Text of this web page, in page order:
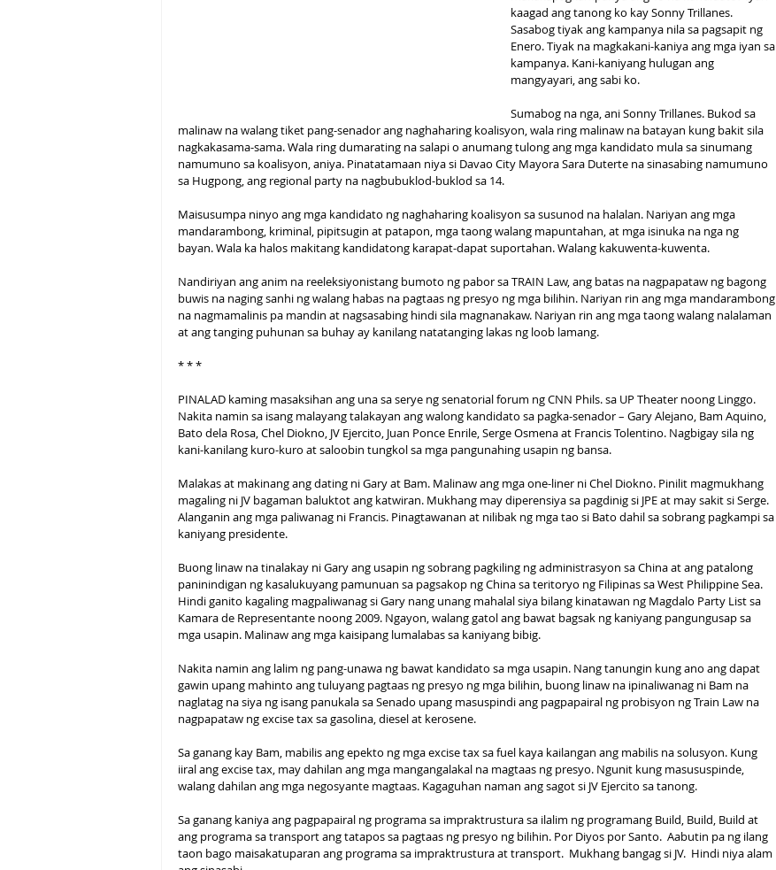
kaagad ang tanong ko kay Sonny Trillanes.
Sasabog tiyak ang kampanya nila sa pagsapit ng
Enero. Tiyak na magkakani-kaniya ang mga iyan sa
kampanya. Kani-kaniyang hulugan ang
mangyayari, ang sabi ko.
Sumabog na nga, ani Sonny Trillanes. Bukod sa
malinaw na walang tiket pang-senador ang naghaharing koalisyon, wala ring malinaw na batayan kung bakit sila
nagkakasama-sama. Wala ring dumarating na salapi o anumang tulong ang mga kandidato mula sa sinumang
namumuno sa koalisyon, aniya. Pinatatamaan niya si Davao City Mayora Sara Duterte na sinasabing namumuno
sa Hugpong, ang regional party na nagbubuklod-buklod sa 14.
Maisusumpa ninyo ang mga kandidato ng naghaharing koalisyon sa susunod na halalan. Nariyan ang mga
mandarambong, kriminal, pipitsugin at patapon, mga taong walang mapuntahan, at mga isinuka na nga ng
bayan. Wala ka halos makitang kandidatong karapat-dapat suportahan. Walang kakuwenta-kuwenta.
Nandiriyan ang anim na reeleksiyonistang bumoto ng pabor sa TRAIN Law, ang batas na nagpapataw ng bagong
buwis na naging sanhi ng walang habas na pagtaas ng presyo ng mga bilihin. Nariyan rin ang mga mandarambong
na nagmamalinis pa mandin at nagsasabing hindi sila magnanakaw. Nariyan rin ang mga taong walang nalalaman
at ang tanging puhunan sa buhay ay kanilang natatanging lakas ng loob lamang.
* * *
PINALAD kaming masaksihan ang una sa serye ng senatorial forum ng CNN Phils. sa UP Theater noong Linggo.
Nakita namin sa isang malayang talakayan ang walong kandidato sa pagka-senador – Gary Alejano, Bam Aquino,
Bato dela Rosa, Chel Diokno, JV Ejercito, Juan Ponce Enrile, Serge Osmena at Francis Tolentino. Nagbigay sila ng
kani-kanilang kuro-kuro at saloobin tungkol sa mga pangunahing usapin ng bansa.
Malakas at makinang ang dating ni Gary at Bam. Malinaw ang mga one-liner ni Chel Diokno. Pinilit magmukhang
magaling ni JV bagaman baluktot ang katwiran. Mukhang may diperensiya sa pagdinig si JPE at may sakit si Serge.
Alanganin ang mga paliwanag ni Francis. Pinagtawanan at nilibak ng mga tao si Bato dahil sa sobrang pagkampi sa
kaniyang presidente.
Buong linaw na tinalakay ni Gary ang usapin ng sobrang pagkiling ng administrasyon sa China at ang patalong
paninindigan ng kasalukuyang pamunuan sa pagsakop ng China sa teritoryo ng Filipinas sa West Philippine Sea.
Hindi ganito kagaling magpaliwanag si Gary nang unang mahalal siya bilang kinatawan ng Magdalo Party List sa
Kamara de Representante noong 2009. Ngayon, walang gatol ang bawat bagsak ng kaniyang pangungusap sa
mga usapin. Malinaw ang mga kaisipang lumalabas sa kaniyang bibig.
Nakita namin ang lalim ng pang-unawa ng bawat kandidato sa mga usapin. Nang tanungin kung ano ang dapat
gawin upang mahinto ang tuluyang pagtaas ng presyo ng mga bilihin, buong linaw na ipinaliwanag ni Bam na
naglatag na siya ng isang panukala sa Senado upang masuspindi ang pagpapairal ng probisyon ng Train Law na
nagpapataw ng excise tax sa gasolina, diesel at kerosene.
Sa ganang kay Bam, mabilis ang epekto ng mga excise tax sa fuel kaya kailangan ang mabilis na solusyon. Kung
iiral ang excise tax, may dahilan ang mga mangangalakal na magtaas ng presyo. Ngunit kung masususpinde,
walang dahilan ang mga negosyante magtaas. Kagaguhan naman ang sagot si JV Ejercito sa tanong.
Sa ganang kaniya ang pagpapairal ng programa sa impraktrustura sa ilalim ng programang Build, Build, Build at
ang programa sa transport ang tatapos sa pagtaas ng presyo ng bilihin. Por Diyos por Santo.  Aabutin pa ng ilang
taon bago maisakatuparan ang programa sa impraktrustura at transport.  Mukhang bangag si JV.  Hindi niya alam